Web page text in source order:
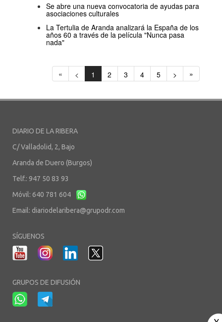
Se abre una nueva convocatoria de ayudas para
asociaciones culturales
La Tertulia de Aranda analizará la España de los
años 60 a través de la película "Nunca pasa
nada"
« < 1 2 3 4 5 > »
DIARIO DE LA RIBERA
C/ Valladolid, 2, Bajo
Aranda de Duero (Burgos)
Telf.: 947 50 83 93
Móvil: 640 781 604
Email: diariodelaribera@grupodr.com
SÍGUENOS
GRUPOS DE DIFUSIÓN